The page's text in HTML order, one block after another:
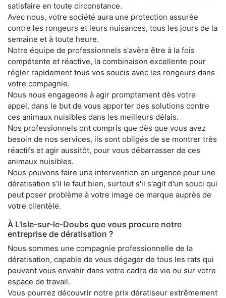
satisfaire en toute circonstance.
Avec nous, votre société aura une protection assurée
contre les rongeurs et leurs nuisances, tous les jours de la
semaine et à toute heure.
Notre équipe de professionnels s'avère être à la fois
compétente et réactive, la combinaison excellente pour
régler rapidement tous vos soucis avec les rongeurs dans
votre compagnie.
Nous nous engageons à agir promptement dès votre
appel, dans le but de vous apporter des solutions contre
ces animaux nuisibles dans les meilleurs délais.
Nos professionnels ont compris que dès que vous avez
besoin de nos services, ils sont obligés de se montrer très
réactifs et agir aussitôt, pour vous débarrasser de ces
animaux nuisibles.
Nous pouvons faire une intervention en urgence pour une
dératisation s'il le faut bien, surtout s'il s'agit d'un souci qui
peut poser problème à votre image de marque auprès de
votre clientèle.
À L'Isle-sur-le-Doubs que vous procure notre
entreprise de dératisation ?
Nous sommes une compagnie professionnelle de la
dératisation, capable de vous dégager de tous les rats qui
peuvent vous envahir dans votre cadre de vie ou sur votre
espace de travail.
Vous pourrez découvrir notre prix dératiseur extrêmement